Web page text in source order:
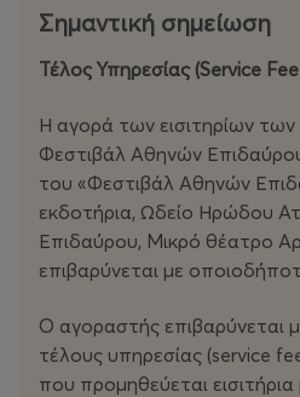
εγκλωβισμένο σε μια ήδη
αρνούμενο οτιδήποτε θα το
και να αφουγκραστεί. Η
περισσότερο από ποτέ
Απέναντι στη βουβή
καλλιτέχνης Πάνος
«Ίσως αρκεί να συστηθούμε
ώστε να αφυπνιστεί μέσα μας,
ευαισθησία που άλλοτε μας
Ως διήγημα, «Το τούνελ»
σουρεαλιστικές και
Σημαντική σημείωση
Τέλος Υπηρεσίας (Service
Η αγορά των εισιτηρίων
Φεστιβάλ Αθηνών
του «Φεστιβάλ Αθηνών
εκδοτήρια, Ωδείο Ηρώδου
Επιδαύρου, Μικρό θέατρο
επιβαρύνεται με
Ο αγοραστής επιβαρύνεται
τέλους υπηρεσίας (service
που προμηθεύεται